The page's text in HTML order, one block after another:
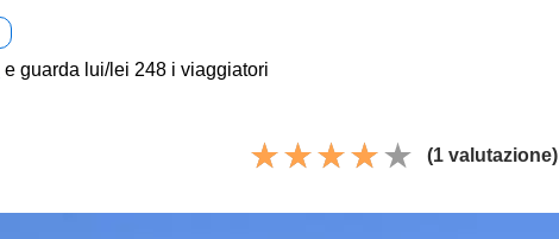
e guarda lui/lei 248 i viaggiatori
(1 valutazione)